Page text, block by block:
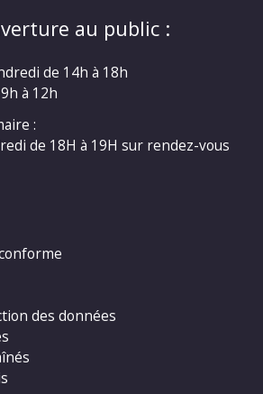
au public :
de 14h à 18h
à 12h
:
de 18H à 19H sur rendez-vous
des données